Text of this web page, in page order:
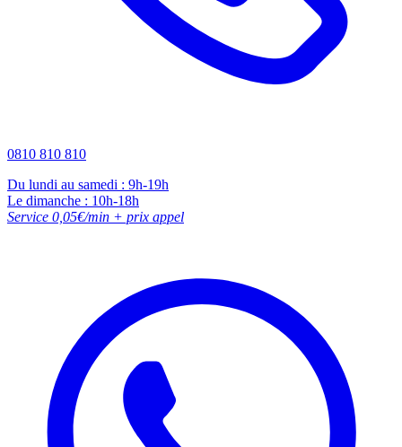
0810 810 810
Du lundi au samedi : 9h-19h
Le dimanche : 10h-18h
Service 0,05€/min + prix appel